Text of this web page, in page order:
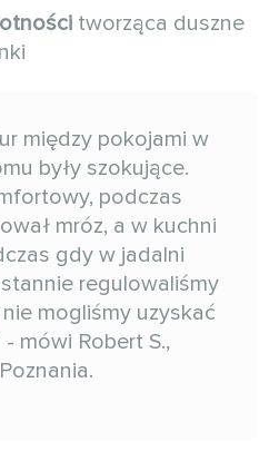
tworząca duszne
między pokojami w
były szokujące.
podczas
mróz, a w kuchni
gdy w jadalni
regulowaliśmy
mogliśmy uzyskać
mówi Robert S.,